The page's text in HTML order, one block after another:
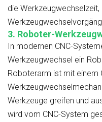
die
3. Roboter-
In modernen CNC-
Werkzeugwechsel ein
Roboterarm ist mit einem
Werkzeuge greifen und
wird vom CNC-System